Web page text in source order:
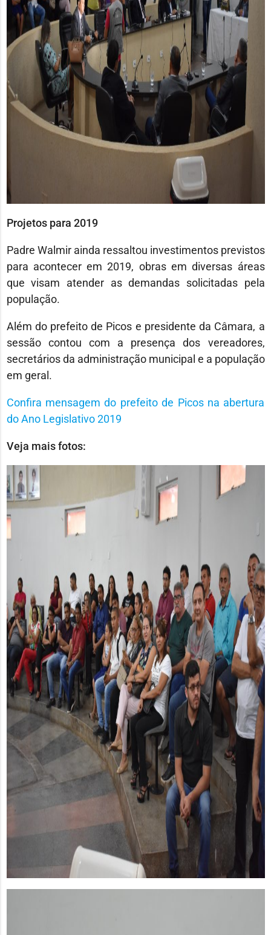
Projetos para 2019
Padre Walmir ainda ressaltou investimentos previstos
para acontecer em 2019, obras em diversas áreas
que visam atender as demandas solicitadas pela
população.
Além do prefeito de Picos e presidente da Câmara, a
sessão contou com a presença dos vereadores,
secretários da administração municipal e a população
em geral.
Confira mensagem do prefeito de Picos na abertura
do Ano Legislativo 2019
Veja mais fotos: